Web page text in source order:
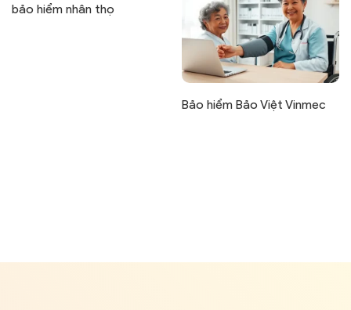
bảo hiểm nhân thọ
Bảo hiểm Bảo Việt Vinmec